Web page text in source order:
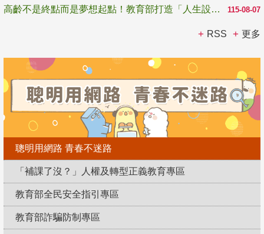
115-08-07
高齡不是終點而是夢想起點！教育部打造「人生設計夢工場」 參展第3屆高齡健康產業博覽會
RSS 更多
聰明用網路 青春不迷路
「補課了沒？」人權及轉型正義教育專區
教育部全民安全指引專區
教育部詐騙防制專區